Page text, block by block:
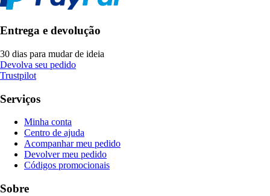
Entrega e devolução
30 dias para mudar de ideia
Devolva seu pedido
Trustpilot
Serviços
Minha conta
Centro de ajuda
Acompanhar meu pedido
Devolver meu pedido
Códigos promocionais
Sobre